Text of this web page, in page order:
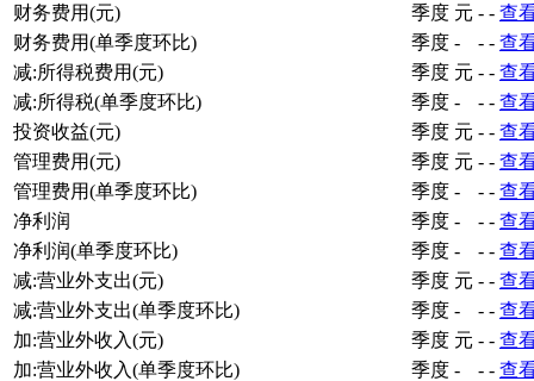
财务费用(元)
季度 元 - - 查
财务费用(单季度环比)
季度 - - - 查
减:所得税费用(元)
季度 元 - - 查
减:所得税(单季度环比)
季度 - - - 查
投资收益(元)
季度 元 - - 查
管理费用(元)
季度 元 - - 查
管理费用(单季度环比)
季度 - - - 查
净利润
季度 - - - 查
净利润(单季度环比)
季度 - - - 查
减:营业外支出(元)
季度 元 - - 查
减:营业外支出(单季度环比)
季度 - - - 查
加:营业外收入(元)
季度 元 - - 查
加:营业外收入(单季度环比)
季度 - - - 查